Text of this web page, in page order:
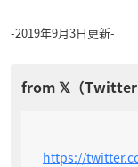
-2019年9月3日更新-
https://